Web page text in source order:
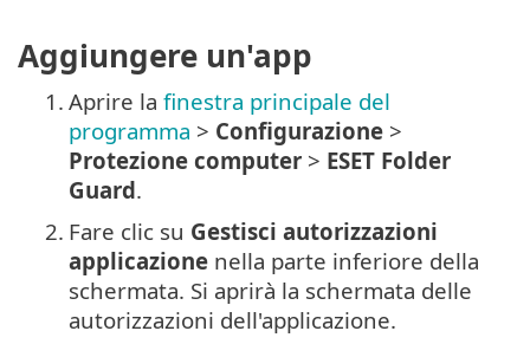
Aggiungere un'app
1. Aprire la finestra principale del
programma > Configurazione >
Protezione computer > ESET Folder
Guard.
2. Fare clic su Gestisci autorizzazioni
applicazione nella parte inferiore della
schermata. Si aprirà la schermata delle
autorizzazioni dell'applicazione.